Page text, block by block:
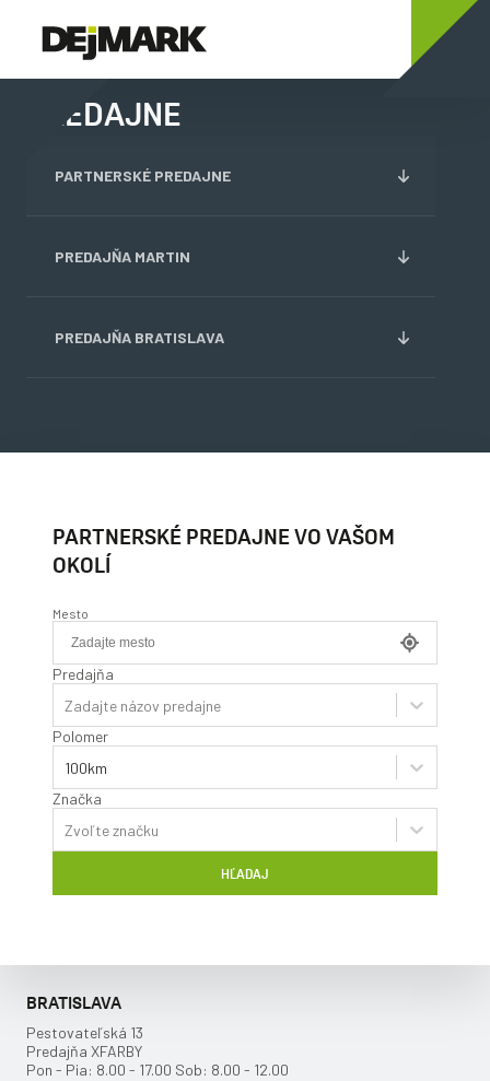
PREDAJNE
PARTNERSKÉ PREDAJNE
PREDAJŇA MARTIN
PREDAJŇA BRATISLAVA
PARTNERSKÉ PREDAJNE VO VAŠOM
OKOLÍ
Mesto
Predajňa
Zadajte názov predajne
Polomer
100km
Značka
Zvoľte značku
HĽADAJ
BRATISLAVA
Pestovateľská 13
Predajňa XFARBY
Pon - Pia: 8.00 - 17.00 Sob: 8.00 - 12.00